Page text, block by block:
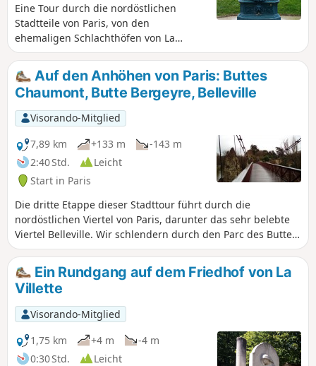
Eine Tour durch die nordöstlichen
Stadtteile von Paris, von den
ehemaligen Schlachthöfen von La
Villette über die Porte Saint-Denis bis zu
den ehemaligen Halles, auf den Spuren
alter Umzüge, die heute nicht mehr
stattfinden. Dies ist eine Gelegenheit,
gemütlich entlang der Kanäle zu
schlendern, die diesen Teil der
Hauptstadt prägen, und auf die Suche
nach einigen Tierdarstellungen zu
gehen.
Auf den Anhöhen von Paris: Buttes
Chaumont, Butte Bergeyre, Belleville
Visorando-Mitglied
7,89 km
+133 m
-143 m
2:40 Std.
Leicht
Start in Paris
Die dritte Etappe dieser Stadttour führt durch die
nordöstlichen Viertel von Paris, darunter das sehr belebte
Viertel Belleville. Wir schlendern durch den Parc des Buttes
Chaumont und erklimmen dann den unscheinbaren Butte
Bergeyre, der einen originellen Blick auf Montmartre bietet.
Anschließend kommen wir am Aussichtspunkt der Rue Piat
vorbei, von wo aus man einen weiten Blick hat. Einige
Eindrücke des städtischen Kulturerbes und der Street-Art
sowie ein Spaziergang entlang des Canal Saint-Martin
runden das Bild ab.
Ein Rundgang auf dem Friedhof von La
Villette
Visorando-Mitglied
1,75 km
+4 m
-4 m
0:30 Std.
Leicht